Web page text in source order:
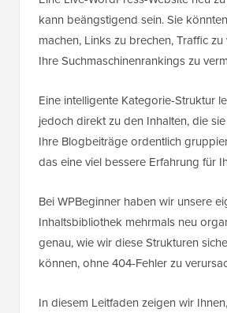
kann beängstigend sein. Sie
machen, Links zu brechen, Traffic
Ihre Suchmaschinenrankings zu
Eine intelligente Kategorie-Struktur
jedoch direkt zu den Inhalten, die
Ihre Blogbeiträge ordentlich
das eine viel bessere Erfahrung für
Bei WPBeginner haben wir unsere
Inhaltsbibliothek mehrmals neu
genau, wie wir diese Strukturen
können, ohne 404-Fehler zu
In diesem Leitfaden zeigen wir